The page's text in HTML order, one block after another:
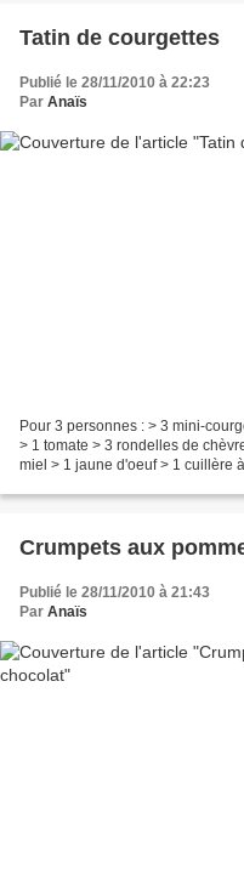
Tatin de courgettes
Publié le 28/11/2010 à 22:23
Par Anaïs
Pour 3 personnes : > 3 mini-
> 1 tomate > 3 rondelles de
miel > 1 jaune d'oeuf > 1 cuillère
Crumpets aux
Publié le 28/11/2010 à 21:43
Par Anaïs